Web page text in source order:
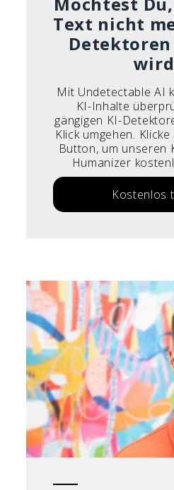
Text nicht
Mit Undetectable AI
KI-Inhalte
gängigen KI-
Klick umgehen.
Button, um unseren
Humanizer
Kostenlos